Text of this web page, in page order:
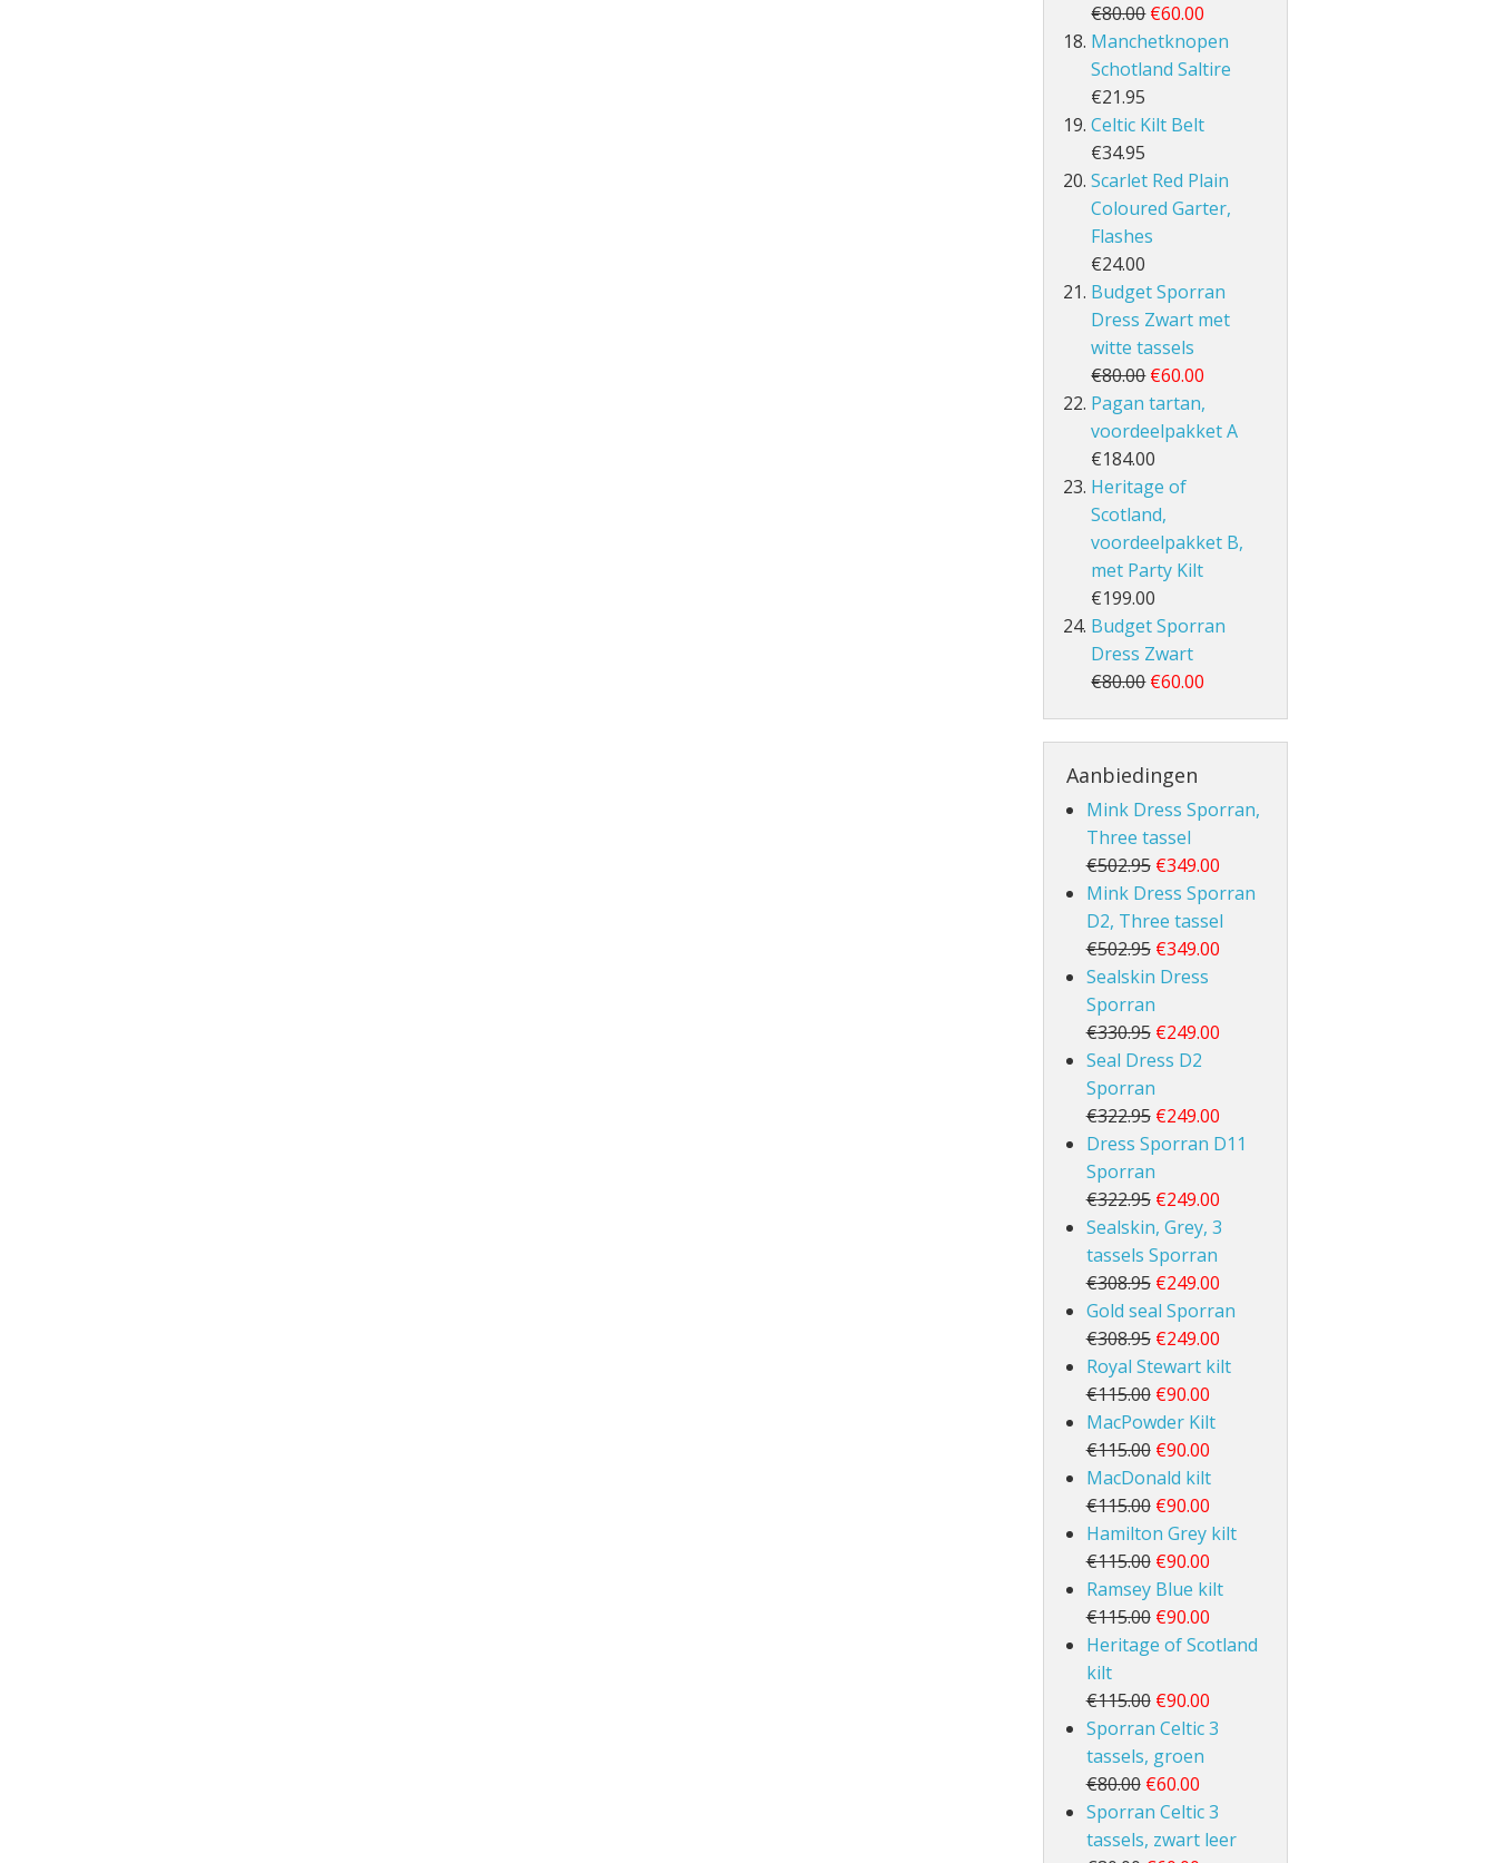
€80.00 €60.00
Manchetknopen
Schotland Saltire
€21.95
Celtic Kilt Belt
€34.95
Scarlet Red Plain
Coloured Garter,
Flashes
€24.00
Budget Sporran
Dress Zwart met
witte tassels
€80.00 €60.00
Pagan tartan,
voordeelpakket A
€184.00
Heritage of
Scotland,
voordeelpakket B,
met Party Kilt
€199.00
Budget Sporran
Dress Zwart
€80.00 €60.00
Aanbiedingen
Mink Dress Sporran,
Three tassel
€502.95 €349.00
Mink Dress Sporran
D2, Three tassel
€502.95 €349.00
Sealskin Dress
Sporran
€330.95 €249.00
Seal Dress D2
Sporran
€322.95 €249.00
Dress Sporran D11
Sporran
€322.95 €249.00
Sealskin, Grey, 3
tassels Sporran
€308.95 €249.00
Gold seal Sporran
€308.95 €249.00
Royal Stewart kilt
€115.00 €90.00
MacPowder Kilt
€115.00 €90.00
MacDonald kilt
€115.00 €90.00
Hamilton Grey kilt
€115.00 €90.00
Ramsey Blue kilt
€115.00 €90.00
Heritage of Scotland
kilt
€115.00 €90.00
Sporran Celtic 3
tassels, groen
€80.00 €60.00
Sporran Celtic 3
tassels, zwart leer